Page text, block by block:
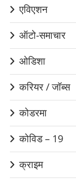
एविएशन
ऑटो-समाचार
ओडिशा
करियर / जॉब्स
कोडरमा
कोविड – 19
क्राइम